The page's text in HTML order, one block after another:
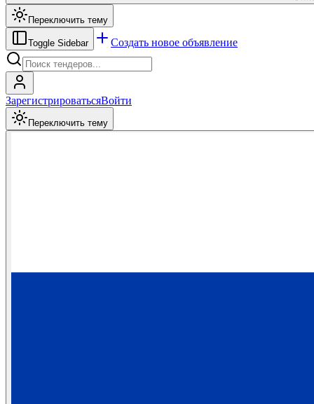
Переключить тему
Toggle Sidebar Создать новое объявление
ЗарегистрироватьсяВойти
Переключить тему